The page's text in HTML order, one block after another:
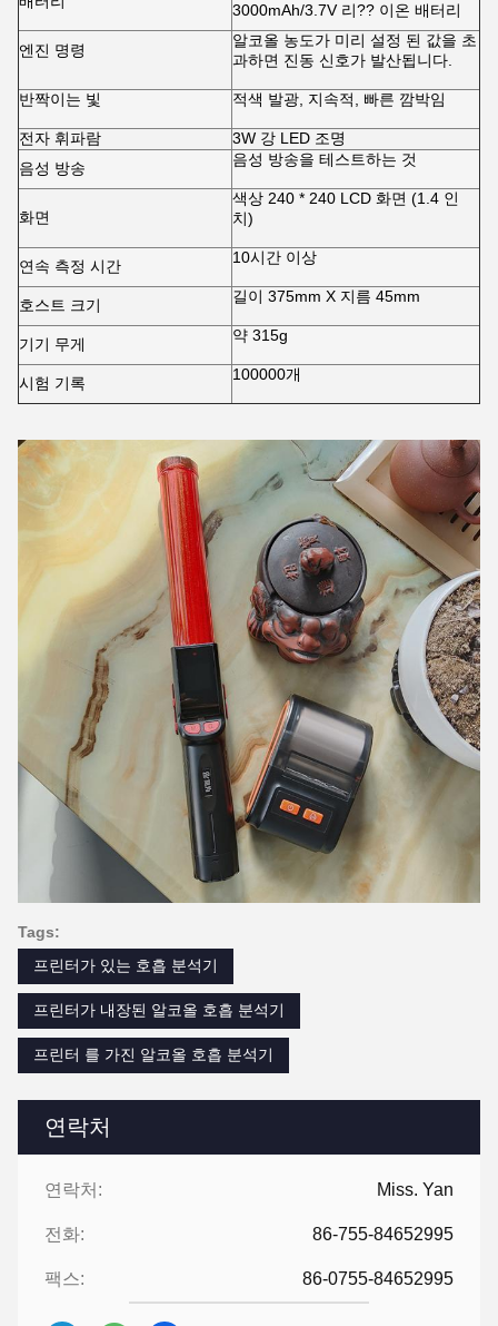
연락처
연락처: Miss. Yan
전화: 86-755-84652995
팩스: 86-0755-84652995
3000mAh/3.7V 리?? 이온 배터리
엔진 명령
알코올 농도가 미리 설정 된 값을 초
과하면 진동 신호가 발산됩니다.
반짝이는 빛 적색 발광, 지속적, 빠른 깜박임
전자 휘파람
3W 강 LED 조명
음성 방송
음성 방송을 테스트하는 것
화면
색상 240 * 240 LCD 화면 (1.4 인
치)
연속 측정 시간 10시간 이상
호스트 크기 길이 375mm X 지름 45mm
기기 무게 약 315g
시험 기록 100000개
Tags:
프린터가 있는 호흡 분석기
프린터가 내장된 알코올 호흡 분석기
프린터 를 가진 알코올 호흡 분석기